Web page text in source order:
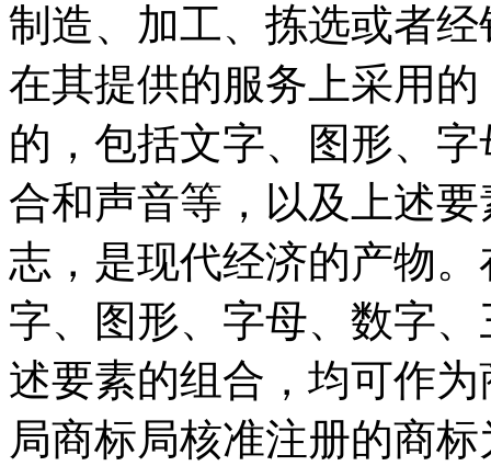
制造、加工、拣选或者
在其提供的服务上采用
的，包括文字、图形、
合和声音等，以及上述
志，是现代经济的产物
字、图形、字母、数字
述要素的组合，均可作
局商标局核准注册的商